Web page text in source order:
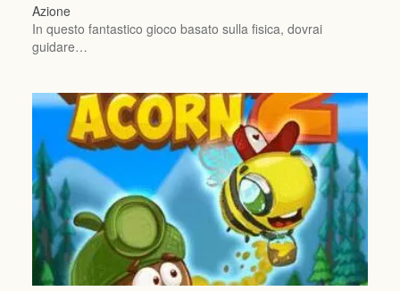
Azione
In questo fantastico gioco basato sulla fisica, dovrai
guidare…